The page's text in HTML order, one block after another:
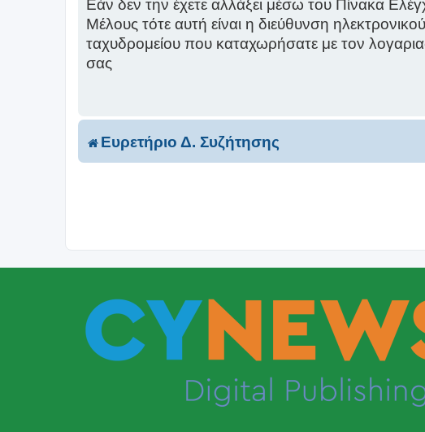
Εάν δεν την έχετε αλλάξει μέσω του Πίνακα
Μέλους τότε αυτή είναι η διεύθυνση ηλεκτρονικού
ταχυδρομείου που καταχωρήσατε με τον
σας
Ευρετήριο Δ. Συζήτησης